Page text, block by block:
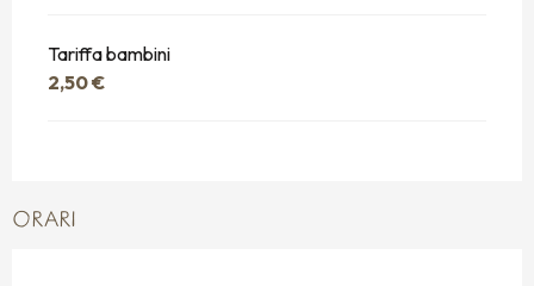
Tariffa bambini
2,50 €
ORARI